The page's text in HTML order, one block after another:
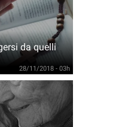
da quelli
28/11/2018 - 03h